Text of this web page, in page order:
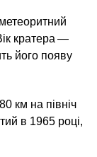
кратера —
його появу
км на північ
в 1965 році,